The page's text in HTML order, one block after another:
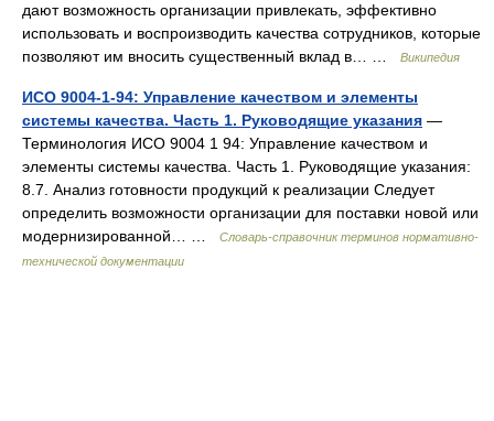
дают возможность организации привлекать, эффективно
использовать и воспроизводить качества сотрудников, которые
позволяют им вносить существенный вклад в… …
Википедия
ИСО 9004-1-94: Управление качеством и элементы
системы качества. Часть 1. Руководящие указания —
Терминология ИСО 9004 1 94: Управление качеством и
элементы системы качества. Часть 1. Руководящие указания:
8.7. Анализ готовности продукций к реализации Следует
определить возможности организации для поставки новой или
модернизированной… …
Словарь-справочник терминов нормативно-
технической документации